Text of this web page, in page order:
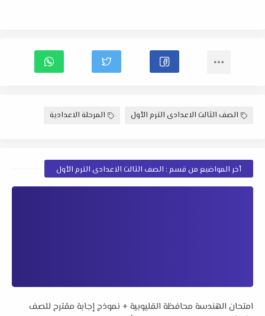
الصف الثالث الاعدادى الترم الأول المرحلة الاعدادية
أخر المواضيع من قسم : الصف الثالث الاعدادى الترم الأول
امتحان الهندسة محافظة القليوبية + نموذج إجابة مقترح للصف